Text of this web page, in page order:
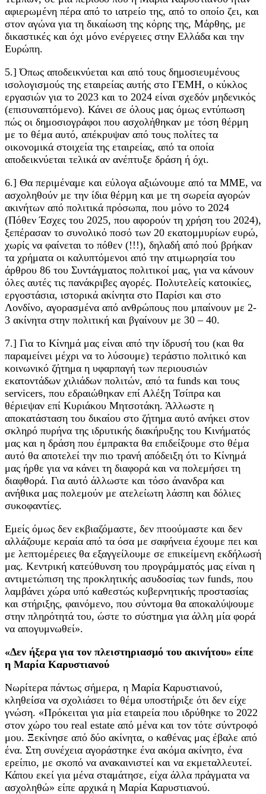
αφιερωμένη πέρα από το ιατρείο της, από το οποίο ζει, και
στον αγώνα για τη δικαίωση της κόρης της, Μάρθης, με
δικαστικές και όχι μόνο ενέργειες στην Ελλάδα και την
Ευρώπη.
5.] Όπως αποδεικνύεται και από τους δημοσιευμένους
ισολογισμούς της εταιρείας αυτής στο ΓΕΜΗ, ο κύκλος
εργασιών για το 2023 και το 2024 είναι σχεδόν μηδενικός
(επισυναπτόμενο). Κάνει σε όλους μας όμως εντύπωση
πώς οι δημοσιογράφοι που ασχολήθηκαν με τόση θέρμη
με το θέμα αυτό, απέκρυψαν από τους πολίτες τα
οικονομικά στοιχεία της εταιρείας, από τα οποία
αποδεικνύεται τελικά αν ανέπτυξε δράση ή όχι.
6.] Θα περιμέναμε και εύλογα αξιώνουμε από τα ΜΜΕ, να
ασχοληθούν με την ίδια θέρμη και με τη σωρεία αγορών
ακινήτων από πολιτικά πρόσωπα, που μόνο το 2024
(Πόθεν Έσχες του 2025, που αφορούν τη χρήση του 2024),
ξεπέρασαν το συνολικό ποσό των 20 εκατομμυρίων ευρώ,
χωρίς να φαίνεται το πόθεν (!!!), δηλαδή από πού βρήκαν
τα χρήματα οι καλυπτόμενοι από την ατιμωρησία του
άρθρου 86 του Συντάγματος πολιτικοί μας, για να κάνουν
όλες αυτές τις πανάκριβες αγορές. Πολυτελείς κατοικίες,
εργοστάσια, ιστορικά ακίνητα στο Παρίσι και στο
Λονδίνο, αγορασμένα από ανθρώπους που μπαίνουν με 2-
3 ακίνητα στην πολιτική και βγαίνουν με 30 – 40.
7.] Για το Κίνημά μας είναι από την ίδρυσή του (και θα
παραμείνει μέχρι να το λύσουμε) τεράστιο πολιτικό και
κοινωνικό ζήτημα η υφαρπαγή των περιουσιών
εκατοντάδων χιλιάδων πολιτών, από τα funds και τους
servicers, που εδραιώθηκαν επί Αλέξη Τσίπρα και
θέριεψαν επί Κυριάκου Μητσοτάκη. Άλλωστε η
αποκατάσταση του δικαίου στο ζήτημα αυτό ανήκει στον
σκληρό πυρήνα της ιδρυτικής διακήρυξης του Κινήματός
μας και η δράση που έμπρακτα θα επιδείξουμε στο θέμα
αυτό θα αποτελεί την πιο τρανή απόδειξη ότι το Κίνημά
μας ήρθε για να κάνει τη διαφορά και να πολεμήσει τη
διαφθορά. Για αυτό άλλωστε και τόσο άνανδρα και
ανήθικα μας πολεμούν με ατελείωτη λάσπη και δόλιες
συκοφαντίες.
Εμείς όμως δεν εκβιαζόμαστε, δεν πτοούμαστε και δεν
αλλάζουμε κεραία από τα όσα με σαφήνεια έχουμε πει και
με λεπτομέρειες θα εξαγγείλουμε σε επικείμενη εκδήλωσή
μας. Κεντρική κατεύθυνση του προγράμματός μας είναι η
αντιμετώπιση της προκλητικής ασυδοσίας των funds, που
λαμβάνει χώρα υπό καθεστώς κυβερνητικής προστασίας
και στήριξης, φαινόμενο, που σύντομα θα αποκαλύψουμε
στην πληρότητά του, ώστε το σύστημα για άλλη μία φορά
να απογυμνωθεί».
«Δεν ήξερα για τον πλειστηριασμό του ακινήτου» είπε
η Μαρία Καρυστιανού
Νωρίτερα πάντως σήμερα, η Μαρία Καρυστιανού,
κληθείσα να σχολιάσει το θέμα υποστήριξε ότι δεν είχε
γνώση. «Πρόκειται για μία εταιρεία που ιδρύθηκε το 2022
στον χώρο του real estate από μένα και τον τότε σύντροφό
μου. Ξεκίνησε από δύο ακίνητα, ο καθένας μας έβαλε από
ένα. Στη συνέχεια αγοράστηκε ένα ακόμα ακίνητο, ένα
ερείπιο, με σκοπό να ανακαινιστεί και να εκμεταλλευτεί.
Κάπου εκεί για μένα σταμάτησε, είχα άλλα πράγματα να
ασχοληθώ» είπε αρχικά η Μαρία Καρυστιανού.